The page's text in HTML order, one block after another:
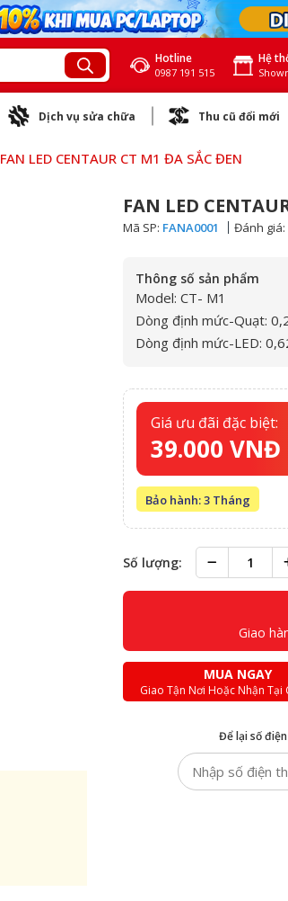
Hotline
0987 191 515
Hệ
Dịch vụ sửa chữa Thu cũ đổi mới
FAN LED CENTAUR CT M1 ĐA SẮC ĐEN
FAN LED
Mã SP: FANA0001 Đánh giá:
Thông số sản phẩm
Model: CT- M1
Dòng định mức-Quạt:
Dòng định mức-LED:
Giá ưu đãi đặc biệt:
39.000 VNĐ
Bảo hành: 3 Tháng
Số lượng:
Giao
MUA NGAY
Giao Tận Nơi Hoặc Nhận Tại
Để lại số